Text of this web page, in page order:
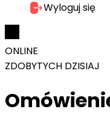
Wyloguj się
ONLINE
ZDOBYTYCH DZISIAJ